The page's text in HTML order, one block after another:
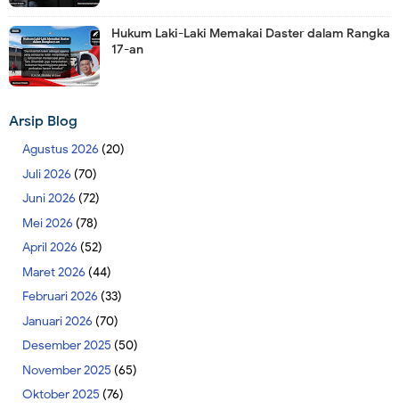
Hukum Laki-Laki Memakai Daster dalam Rangka
17-an
Arsip Blog
Agustus 2026 (20)
Juli 2026 (70)
Juni 2026 (72)
Mei 2026 (78)
April 2026 (52)
Maret 2026 (44)
Februari 2026 (33)
Januari 2026 (70)
Desember 2025 (50)
November 2025 (65)
Oktober 2025 (76)